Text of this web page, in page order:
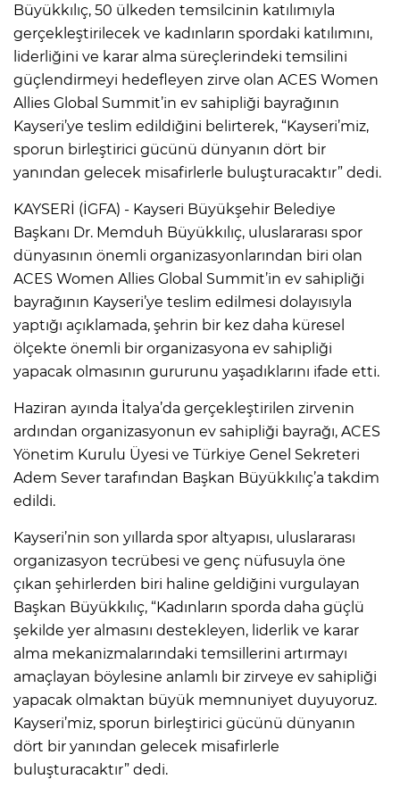
Büyükkılıç, 50 ülkeden temsilcinin katılımıyla
gerçekleştirilecek ve kadınların spordaki katılımını,
liderliğini ve karar alma süreçlerindeki temsilini
güçlendirmeyi hedefleyen zirve olan ACES Women
Allies Global Summit’in ev sahipliği bayrağının
Kayseri’ye teslim edildiğini belirterek, “Kayseri’miz,
sporun birleştirici gücünü dünyanın dört bir
yanından gelecek misafirlerle buluşturacaktır” dedi.
KAYSERİ (İGFA) - Kayseri Büyükşehir Belediye
Başkanı Dr. Memduh Büyükkılıç, uluslararası spor
dünyasının önemli organizasyonlarından biri olan
ACES Women Allies Global Summit’in ev sahipliği
bayrağının Kayseri’ye teslim edilmesi dolayısıyla
yaptığı açıklamada, şehrin bir kez daha küresel
ölçekte önemli bir organizasyona ev sahipliği
yapacak olmasının gururunu yaşadıklarını ifade etti.
Haziran ayında İtalya’da gerçekleştirilen zirvenin
ardından organizasyonun ev sahipliği bayrağı, ACES
Yönetim Kurulu Üyesi ve Türkiye Genel Sekreteri
Adem Sever tarafından Başkan Büyükkılıç’a takdim
edildi.
Kayseri’nin son yıllarda spor altyapısı, uluslararası
organizasyon tecrübesi ve genç nüfusuyla öne
çıkan şehirlerden biri haline geldiğini vurgulayan
Başkan Büyükkılıç, “Kadınların sporda daha güçlü
şekilde yer almasını destekleyen, liderlik ve karar
alma mekanizmalarındaki temsillerini artırmayı
amaçlayan böylesine anlamlı bir zirveye ev sahipliği
yapacak olmaktan büyük memnuniyet duyuyoruz.
Kayseri’miz, sporun birleştirici gücünü dünyanın
dört bir yanından gelecek misafirlerle
buluşturacaktır” dedi.